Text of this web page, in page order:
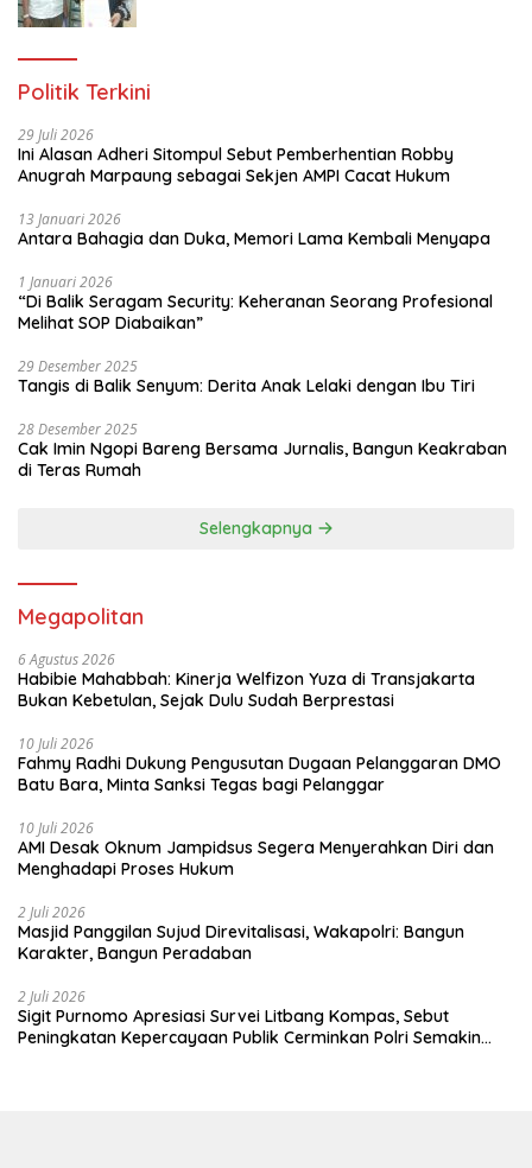
Politik Terkini
29 Juli 2026
Ini Alasan Adheri Sitompul Sebut Pemberhentian Robby
Anugrah Marpaung sebagai Sekjen AMPI Cacat Hukum
13 Januari 2026
Antara Bahagia dan Duka, Memori Lama Kembali Menyapa
1 Januari 2026
“Di Balik Seragam Security: Keheranan Seorang Profesional
Melihat SOP Diabaikan”
29 Desember 2025
Tangis di Balik Senyum: Derita Anak Lelaki dengan Ibu Tiri
28 Desember 2025
Cak Imin Ngopi Bareng Bersama Jurnalis, Bangun Keakraban
di Teras Rumah
Selengkapnya
Megapolitan
6 Agustus 2026
Habibie Mahabbah: Kinerja Welfizon Yuza di Transjakarta
Bukan Kebetulan, Sejak Dulu Sudah Berprestasi
10 Juli 2026
Fahmy Radhi Dukung Pengusutan Dugaan Pelanggaran DMO
Batu Bara, Minta Sanksi Tegas bagi Pelanggar
10 Juli 2026
AMI Desak Oknum Jampidsus Segera Menyerahkan Diri dan
Menghadapi Proses Hukum
2 Juli 2026
Masjid Panggilan Sujud Direvitalisasi, Wakapolri: Bangun
Karakter, Bangun Peradaban
2 Juli 2026
Sigit Purnomo Apresiasi Survei Litbang Kompas, Sebut
Peningkatan Kepercayaan Publik Cerminkan Polri Semakin